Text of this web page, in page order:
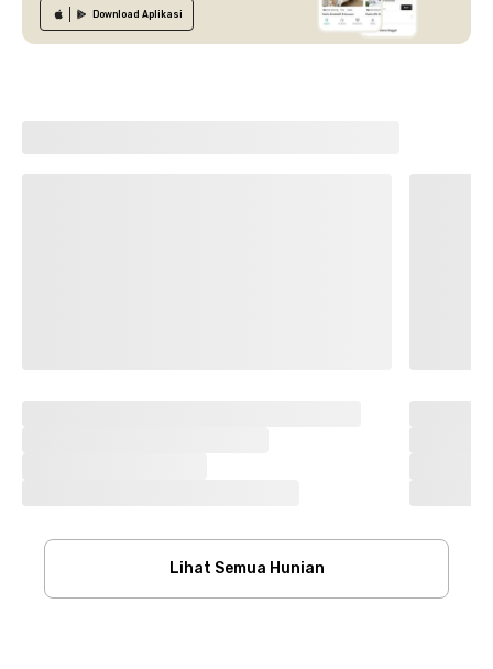
Download Aplikasi
Lihat Semua Hunian